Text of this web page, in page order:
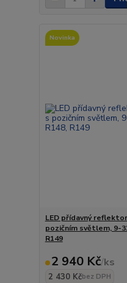
Novinka
LED přídavný
pozičním světlem, 9-
R149
2 940 Kč/ks
2 430 Kčbez DPH